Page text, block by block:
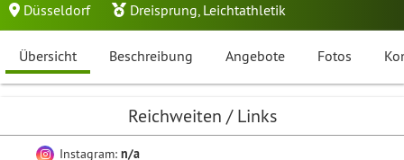
Düsseldorf Dreisprung, Leichtathletik
Übersicht Beschreibung Angebote Fotos
Reichweiten / Links
Instagram: n/a